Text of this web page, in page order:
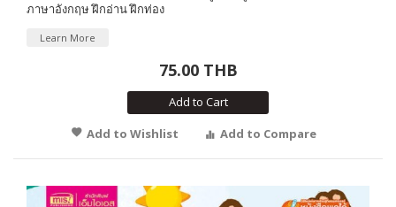
ภาษาอังกฤษ ฝึกอ่าน ฝึกท่อง
Learn More
75.00 THB
Add to Cart
Add to Wishlist
Add to Compare